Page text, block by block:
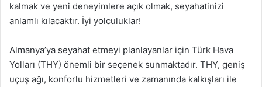
kalmak ve yeni deneyimlere açık olmak, seyahatinizi
anlamlı kılacaktır. İyi yolculuklar!
Almanya’ya seyahat etmeyi planlayanlar için Türk Hava
Yolları (THY) önemli bir seçenek sunmaktadır. THY, geniş
uçuş ağı, konforlu hizmetleri ve zamanında kalkışları ile